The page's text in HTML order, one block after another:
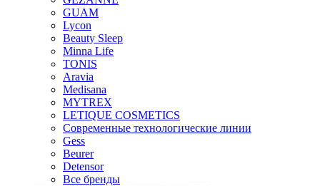
GUAM
Lycon
Beauty Sleep
Minna Life
TONIS
Aravia
Medisana
MYTREX
LETIQUE COSMETICS
Современные технологические линии
Gess
Beurer
Detensor
Все бренды